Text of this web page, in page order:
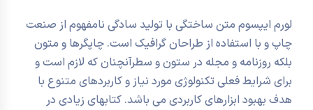
لورم ایپسوم متن ساختگی با تولید سادگی نامفهوم از صنعت
چاپ و با استفاده از طراحان گرافیک است. چاپگرها و متون
بلکه روزنامه و مجله در ستون و سطرآنچنان که لازم است و
برای شرایط فعلی تکنولوژی مورد نیاز و کاربردهای متنوع با
هدف بهبود ابزارهای کاربردی می باشد. کتابهای زیادی در